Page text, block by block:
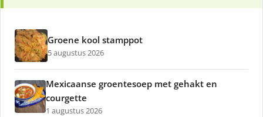
Groene kool stamppot
5 augustus 2026
Mexicaanse groentesoep met gehakt en
courgette
1 augustus 2026